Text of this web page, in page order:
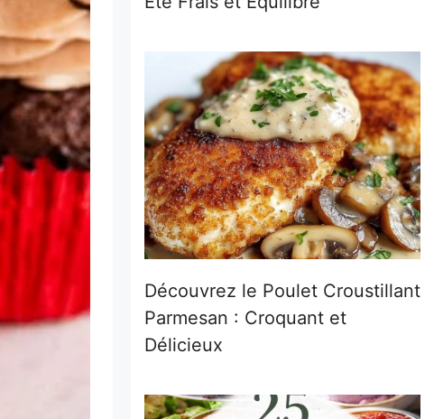
Découvrez le Poulet Croustillant
Parmesan : Croquant et
Délicieux